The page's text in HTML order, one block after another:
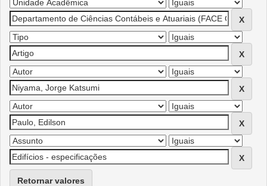
Retornar valores